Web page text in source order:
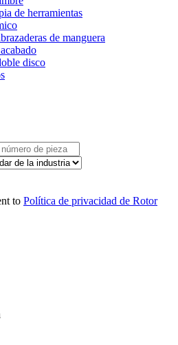
de herramientas
de manguera
disco
to Política de privacidad de Rotor